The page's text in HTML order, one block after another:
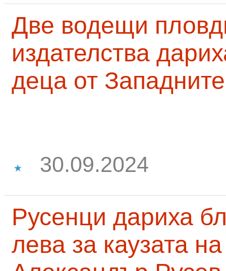
Две водещи
издателства
деца от
30.09.2024
Русенци дариха
лева за каузата